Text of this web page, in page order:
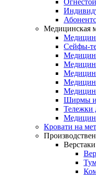
Медицинская
Сейфы-
Ширмы и
Тележки
Кровати на